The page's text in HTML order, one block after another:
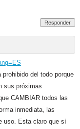
Responder
del todo porque
sus próximas
CAMBIAR todos las
inmediata, las
uso. Esta claro que sí